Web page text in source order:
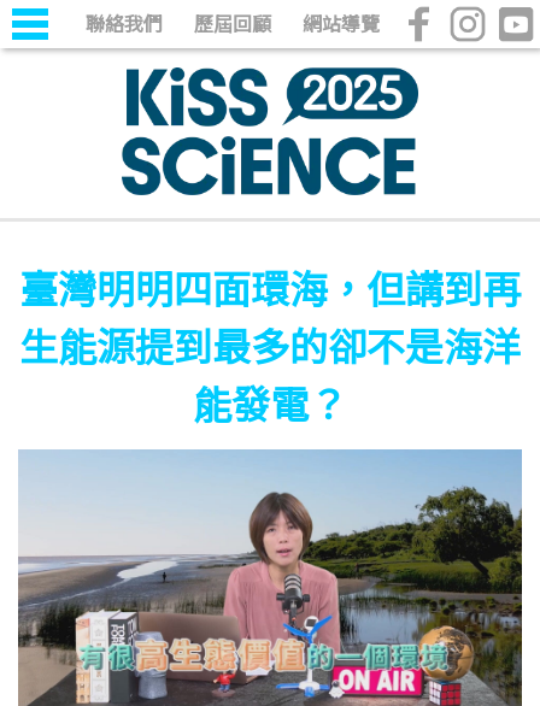
聯絡我們 歷屆回顧 網站導覽
臺灣明明四面環海，但講到再
生能源提到最多的卻不是海洋
能發電？